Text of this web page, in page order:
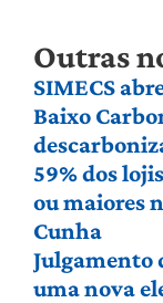
Outras
SIMECS
Baixo
59% dos
ou maiores
Cunha
Julgamento
uma nova